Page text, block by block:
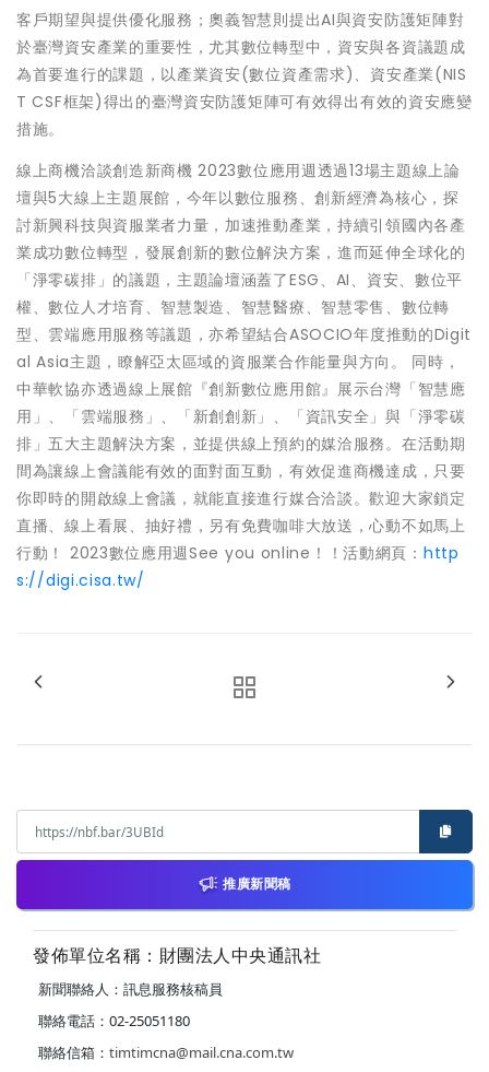
客戶期望與提供優化服務；奧義智慧則提出AI與資安防護矩陣對
於臺灣資安產業的重要性，尤其數位轉型中，資安與各資議題成
為首要進行的課題，以產業資安(數位資產需求)、資安產業(NIS
T CSF框架)得出的臺灣資安防護矩陣可有效得出有效的資安應變
措施。
線上商機洽談創造新商機 2023數位應用週透過13場主題線上論
壇與5大線上主題展館，今年以數位服務、創新經濟為核心，探
討新興科技與資服業者力量，加速推動產業，持續引領國內各產
業成功數位轉型，發展創新的數位解決方案，進而延伸全球化的
「淨零碳排」的議題，主題論壇涵蓋了ESG、AI、資安、數位平
權、數位人才培育、智慧製造、智慧醫療、智慧零售、數位轉
型、雲端應用服務等議題，亦希望結合ASOCIO年度推動的Digit
al Asia主題，瞭解亞太區域的資服業合作能量與方向。 同時，
中華軟協亦透過線上展館『創新數位應用館』展示台灣「智慧應
用」、「雲端服務」、「新創創新」、「資訊安全」與「淨零碳
排」五大主題解決方案，並提供線上預約的媒洽服務。在活動期
間為讓線上會議能有效的面對面互動，有效促進商機達成，只要
你即時的開啟線上會議，就能直接進行媒合洽談。歡迎大家鎖定
直播、線上看展、抽好禮，另有免費咖啡大放送，心動不如馬上
行動！ 2023數位應用週See you online！！活動網頁： http
s://digi.cisa.tw/
推廣新聞稿
發佈單位名稱：財團法人中央通訊社
新聞聯絡人：訊息服務核稿員
聯絡電話：02-25051180
聯絡信箱： timtimcna@mail.cna.com.tw